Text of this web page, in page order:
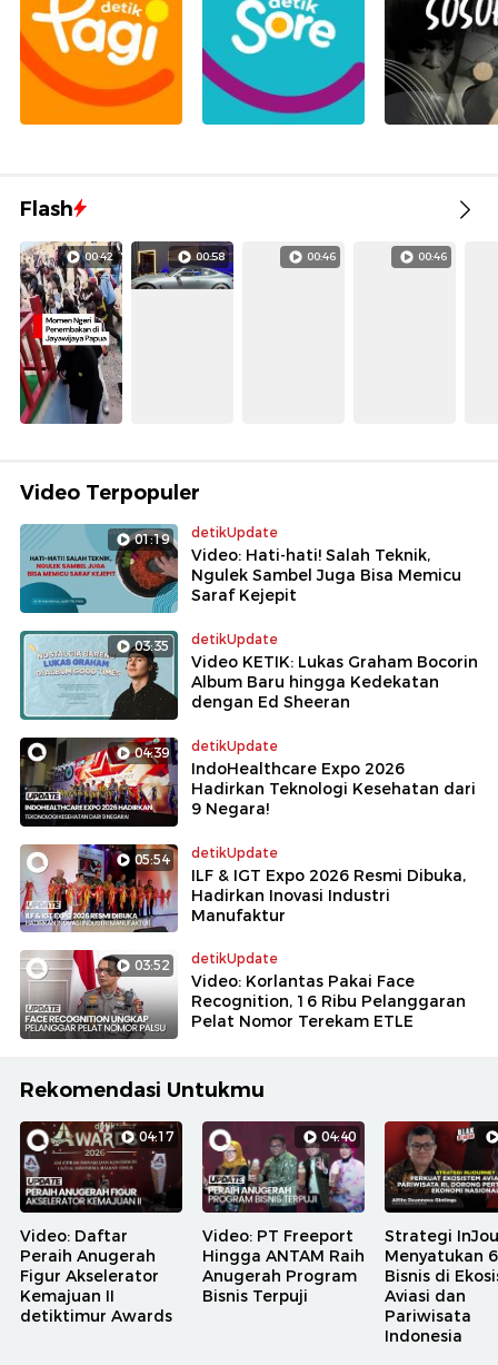
Flash
00:42 00:58 00:46 00:46
Video Terpopuler
01:19 detikUpdate
Video: Hati-hati! Salah Teknik,
Ngulek Sambel Juga Bisa Memicu
Saraf Kejepit
03:35 detikUpdate
Video KETIK: Lukas Graham Bocorin
Album Baru hingga Kedekatan
dengan Ed Sheeran
04:39 detikUpdate
IndoHealthcare Expo 2026
Hadirkan Teknologi Kesehatan dari
9 Negara!
05:54 detikUpdate
ILF & IGT Expo 2026 Resmi Dibuka,
Hadirkan Inovasi Industri
Manufaktur
03:52 detikUpdate
Video: Korlantas Pakai Face
Recognition, 16 Ribu Pelanggaran
Pelat Nomor Terekam ETLE
Rekomendasi Untukmu
04:17
Video: Daftar
Peraih Anugerah
Figur Akselerator
Kemajuan II
detiktimur Awards
04:40
Video: PT Freeport
Hingga ANTAM Raih
Anugerah Program
Bisnis Terpuji
Strategi
Menyatukan
Bisnis di
Aviasi dan
Pariwisata
Indonesia